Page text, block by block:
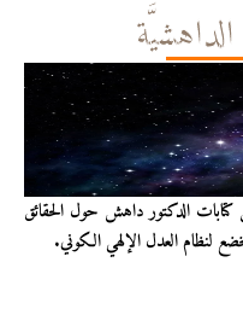
الدكتور داهش حول الحقائق
لنظام العدل الإلهي الكوني.